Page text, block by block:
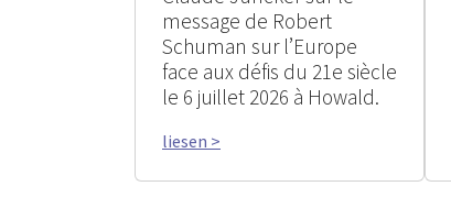
message de Robert
Schuman sur l’Europe
face aux défis du 21e siècle
le 6 juillet 2026 à Howald.
liesen >